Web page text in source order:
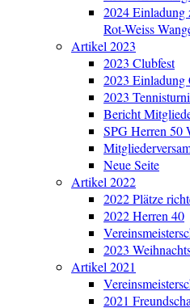
2024 Einladung
Rot-Weiss
Artikel 2023
2023 Clubfest
2023 Einladung
2023
Bericht
SPG Herren 50
Neue Seite
Artikel 2022
2022 Plätze
2022 Herren 40
2023
Artikel 2021
2021